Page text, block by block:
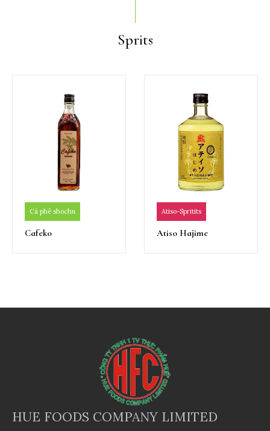
Sprits
Cà phê shochu
Cafeko
Atiso-Spritits
Atiso Hajime
HUE FOODS COMPANY LIMITED